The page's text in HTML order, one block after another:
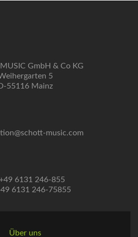
GmbH & Co KG
5
55116 Mainz
music.com
6131 246-855
6131 246-75855
Über uns